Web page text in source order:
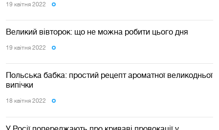
19 квiтня 2022
Великий вівторок: що не можна робити цього дня
19 квiтня 2022
Польська бабка: простий рецепт ароматної великодньої
випічки
18 квiтня 2022